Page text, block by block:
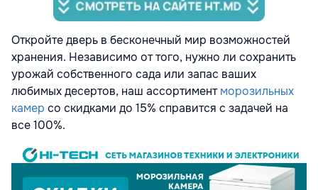
Откройте дверь в бесконечный мир возможностей
хранения. Независимо от того, нужно ли сохранить
урожай собственного сада или запас ваших
любимых десертов, наш ассортиментморозильных
камер со скидками до 15% справится с задачей на
все 100%.